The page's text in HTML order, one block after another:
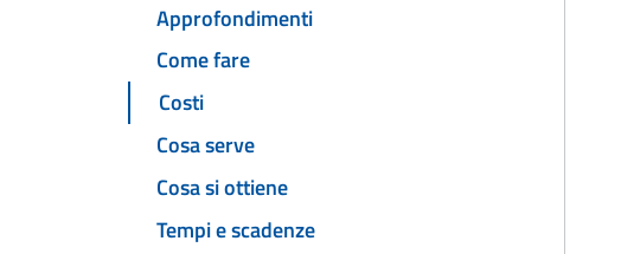
Approfondimenti
Come fare
Costi
Cosa serve
Cosa si ottiene
Tempi e scadenze